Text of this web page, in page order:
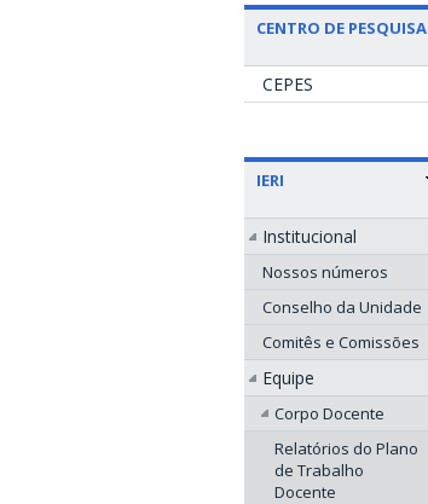
CENTRO DE PESQUISA
CEPES
IERI
Institucional
Nossos números
Conselho da Unidade
Comitês e Comissões
Equipe
Corpo Docente
Relatórios do Plano
de Trabalho
Docente